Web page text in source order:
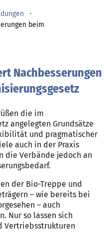
beim
Nachbesserungen
die im
angelegten Grundsätze
und pragmatischer
auch in der Praxis
die Verbände jedoch an
der Bio-Treppe und
– wie bereits bei
– auch
Nur so lassen sich
Vertriebsstrukturen